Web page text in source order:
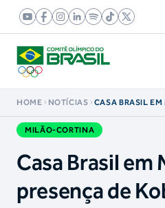
HOME NOTÍCIAS
CASA BRASIL
MILÃO-CORTINA
Casa Brasil em
presença de